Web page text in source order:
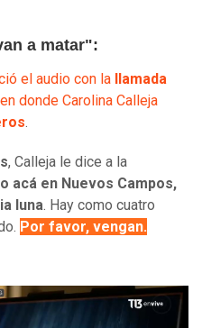
a matar":
el audio con la llamada
donde Carolina Calleja
.
, Calleja le dice a la
acá en Nuevos Campos,
luna. Hay como cuatro
Por favor, vengan.